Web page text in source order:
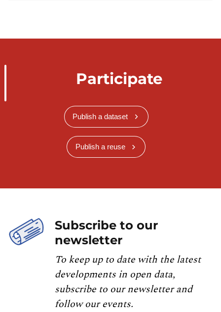
Participate
Publish a dataset
Publish a reuse
Subscribe to our
newsletter
To keep up to date with the latest
developments in open data,
subscribe to our newsletter and
follow our events.